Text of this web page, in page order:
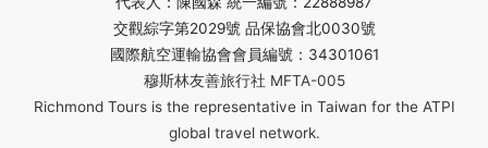
交觀綜字第2029號 品保協會北0030號
國際航空運輸協會會員編號：34301061
穆斯林友善旅行社 MFTA-005
Richmond Tours is the representative in Taiwan for the ATPI
global travel network.